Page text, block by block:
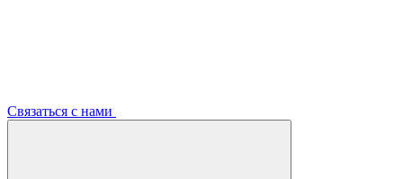
Связаться с нами